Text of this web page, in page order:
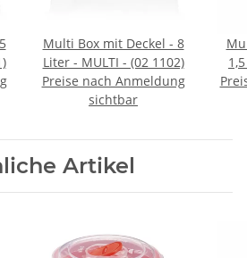
Multi Box mit Deckel - 8
Liter - MULTI - (02 1102)
Preise nach Anmeldung
sichtbar
Artikel